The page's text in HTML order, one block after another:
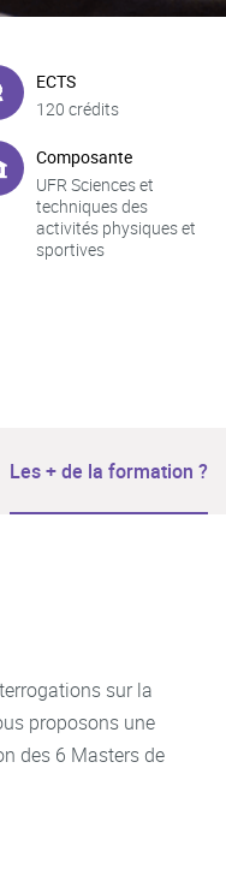
ECTS
120 crédits
Composante
UFR Sciences et
techniques des
activités physiques et
sportives
Les + de la formation ?
sur la
proposons une
des 6 Masters de